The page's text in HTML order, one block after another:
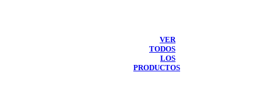
VER
TODOS
LOS
PRODUCTOS